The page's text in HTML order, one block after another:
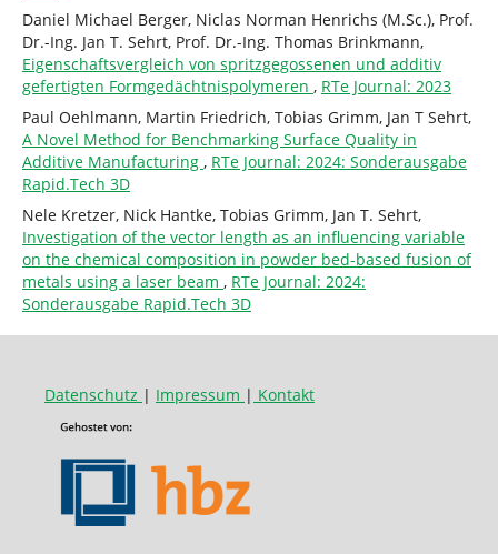
Daniel Michael Berger, Niclas Norman Henrichs (M.Sc.), Prof.
Dr.-Ing. Jan T. Sehrt, Prof. Dr.-Ing. Thomas Brinkmann,
Eigenschaftsvergleich von spritzgegossenen und additiv
gefertigten Formgedächtnispolymeren , RTe Journal: 2023
Paul Oehlmann, Martin Friedrich, Tobias Grimm, Jan T Sehrt,
A Novel Method for Benchmarking Surface Quality in
Additive Manufacturing , RTe Journal: 2024: Sonderausgabe
Rapid.Tech 3D
Nele Kretzer, Nick Hantke, Tobias Grimm, Jan T. Sehrt,
Investigation of the vector length as an influencing variable
on the chemical composition in powder bed-based fusion of
metals using a laser beam , RTe Journal: 2024:
Sonderausgabe Rapid.Tech 3D
Datenschutz | Impressum | Kontakt